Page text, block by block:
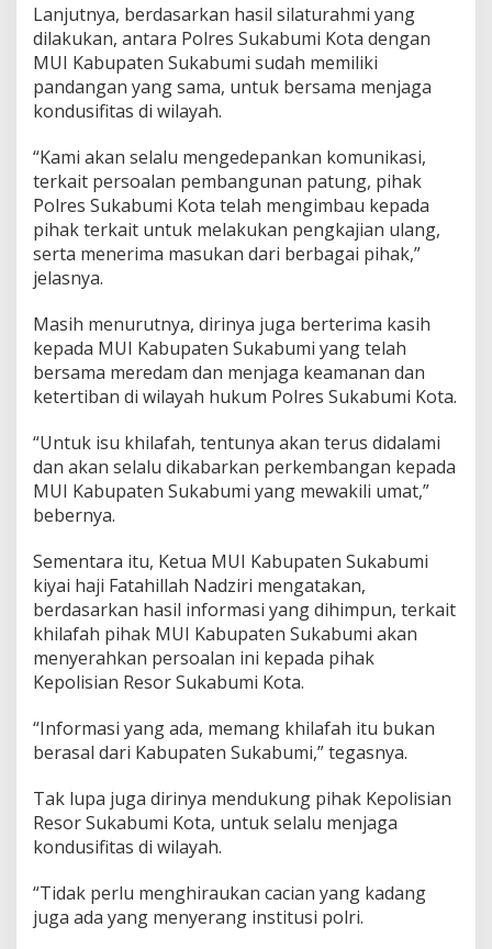
i
M
U
I
K
a
u
p
a
t
e
n
a
b
u
m
Lanjutnya, berdasarkan hasil silaturahmi yang
dilakukan, antara Polres Sukabumi Kota dengan
MUI Kabupaten Sukabumi sudah memiliki
pandangan yang sama, untuk bersama menjaga
kondusifitas di wilayah.
“Kami akan selalu mengedepankan komunikasi,
terkait persoalan pembangunan patung, pihak
Polres Sukabumi Kota telah mengimbau kepada
pihak terkait untuk melakukan pengkajian ulang,
serta menerima masukan dari berbagai pihak,”
jelasnya.
Masih menurutnya, dirinya juga berterima kasih
kepada MUI Kabupaten Sukabumi yang telah
bersama meredam dan menjaga keamanan dan
ketertiban di wilayah hukum Polres Sukabumi Kota.
“Untuk isu khilafah, tentunya akan terus didalami
dan akan selalu dikabarkan perkembangan kepada
MUI Kabupaten Sukabumi yang mewakili umat,”
bebernya.
Sementara itu, Ketua MUI Kabupaten Sukabumi
kiyai haji Fatahillah Nadziri mengatakan,
berdasarkan hasil informasi yang dihimpun, terkait
khilafah pihak MUI Kabupaten Sukabumi akan
menyerahkan persoalan ini kepada pihak
Kepolisian Resor Sukabumi Kota.
“Informasi yang ada, memang khilafah itu bukan
berasal dari Kabupaten Sukabumi,” tegasnya.
Tak lupa juga dirinya mendukung pihak Kepolisian
Resor Sukabumi Kota, untuk selalu menjaga
kondusifitas di wilayah.
“Tidak perlu menghiraukan cacian yang kadang
juga ada yang menyerang institusi polri.